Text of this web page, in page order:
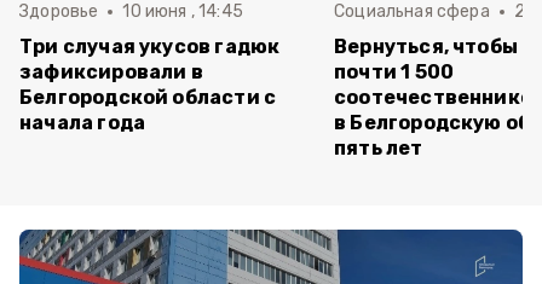
Здоровье 10 июня , 14:45
Три случая укусов гадюк
зафиксировали в
Белгородской области с
начала года
Социальная сфера 20
Вернуться, чтобы
почти 1 500
в Белгородскую
пять лет